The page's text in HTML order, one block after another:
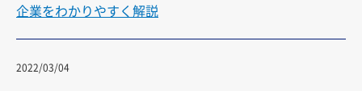
企業をわかりやすく解説
2022/03/04